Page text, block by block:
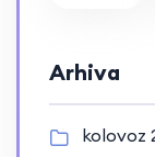
Arhiva
kolovoz